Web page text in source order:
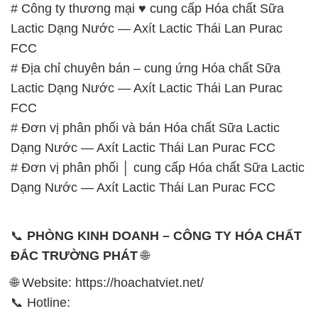
# Công ty thương mại ♥ cung cấp Hóa chất Sữa
Lactic Dạng Nước — Axít Lactic Thái Lan Purac
FCC
# Địa chỉ chuyên bán – cung ứng Hóa chất Sữa
Lactic Dạng Nước — Axít Lactic Thái Lan Purac
FCC
# Đơn vị phân phối và bán Hóa chất Sữa Lactic
Dạng Nước — Axít Lactic Thái Lan Purac FCC
# Đơn vị phân phối │ cung cấp Hóa chất Sữa Lactic
Dạng Nước — Axít Lactic Thái Lan Purac FCC
📞 PHÒNG KINH DOANH – CÔNG TY HÓA CHẤT
ĐẮC TRƯỜNG PHÁT🌐
🌐 Website: https://hoachatviet.net/
📞 Hotline: